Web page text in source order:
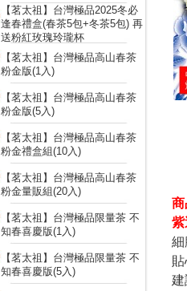
【茗太祖】台灣極品2025冬必
逢春禮盒(春茶5包+冬茶5包) 再
送粉紅玫瑰玲瓏杯
【茗太祖】台灣極品高山春茶
粉金版(1入)
【茗太祖】台灣極品高山春茶
粉金版(5入)
【茗太祖】台灣極品高山春茶
粉金禮盒組(10入)
【茗太祖】台灣極品高山春茶
粉金量販組(20入)
【茗太祖】台灣極品限量茶 不
知春喜慶版(1入)
【茗太祖】台灣極品限量茶 不
知春喜慶版(5入)
商
細
建